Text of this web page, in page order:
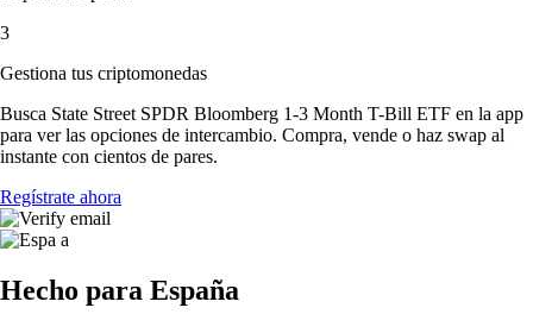
3
Gestiona tus criptomonedas
Busca State Street SPDR Bloomberg 1-3 Month T-Bill ETF en la app
para ver las opciones de intercambio. Compra, vende o haz swap al
instante con cientos de pares.
Regístrate ahora
Hecho para España